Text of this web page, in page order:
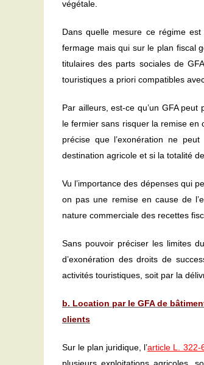
végétale.
Dans quelle mesure ce régime est
fermage mais qui sur le plan fiscal
titulaires des parts sociales de
touristiques a priori compatibles
Par ailleurs, est-ce qu’un GFA
le fermier sans risquer la remise en
précise que l’exonération ne
destination agricole et si la totalité
Vu l’importance des dépenses qui
on pas une remise en cause de
nature commerciale des recettes
Sans pouvoir préciser les limites
d’exonération des droits de
activités touristiques, soit par la
b. Location par le GFA de
clients
Sur le plan juridique, l’article L. 322-